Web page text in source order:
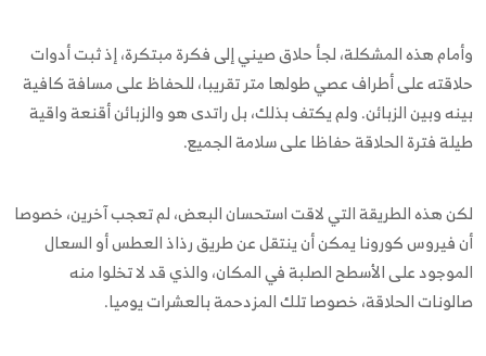
وأمام هذه المشكلة، لجأ حلاق صيني إلى فكرة مبتكرة، إذ ثبت أدوات
حلاقته على أطراف عصي طولها متر تقريبا، للحفاظ على مسافة كافية
بينه وبين الزبائن. ولم يكتف بذلك، بل راتدى هو والزبائن أقنعة واقية
طيلة فترة الحلاقة حفاظا على سلامة الجميع.
لكن هذه الطريقة التي لاقت استحسان البعض، لم تعجب آخرين، خصوصا
أن فيروس كورونا يمكن أن ينتقل عن طريق رذاذ العطس أو السعال
الموجود على الأسطح الصلبة في المكان، والذي قد لا تخلوا منه
صالونات الحلاقة، خصوصا تلك المزدحمة بالعشرات يوميا.